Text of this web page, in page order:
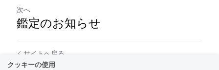
次へ
鑑定のお知らせ
サイトへ戻る
クッキーの使用